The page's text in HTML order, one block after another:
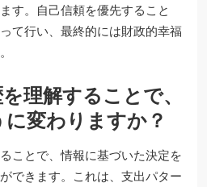
す。自己信頼を優先すること
て行い、最終的には財政的幸福
理解することで、
変わりますか？
ことで、情報に基づいた決定を
できます。これは、支出パター